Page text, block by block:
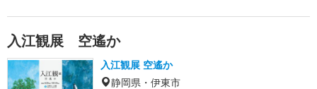
入江観展 空遙か
入江観展 空遙か
静岡県・伊東市